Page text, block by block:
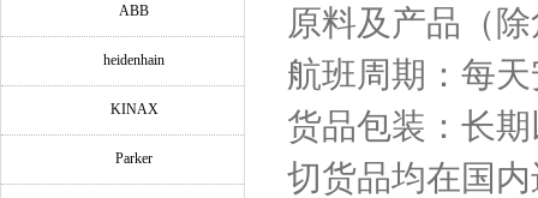
ABB
heidenhain
KINAX
Parker
原料及产品（
航班周期：每
货品包装：长
切货品均在国